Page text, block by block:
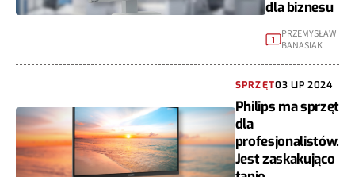
dla biznesu
1
PRZEMYSŁAW
BANASIAK
SPRZĘT03 LIP 2024
Philips ma sprzęt
dla
profesjonalistów.
Jest zaskakująco